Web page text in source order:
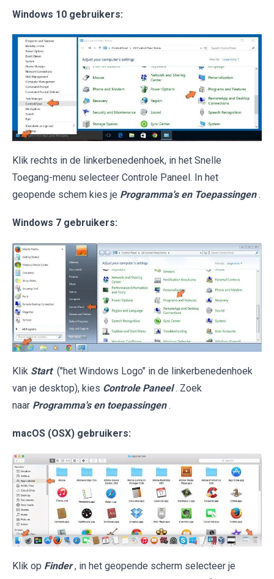
Windows 10 gebruikers:
Klik rechts in de linkerbenedenhoek, in het Snelle
Toegang-menu selecteer Controle Paneel. In het
geopende schem kies je Programma's en Toepassingen .
Windows 7 gebruikers:
Klik Start ("het Windows Logo" in de linkerbenedenhoek
van je desktop), kies Controle Paneel . Zoek
naar Programma's en toepassingen .
macOS (OSX) gebruikers:
Klik op Finder , in het geopende scherm selecteer je